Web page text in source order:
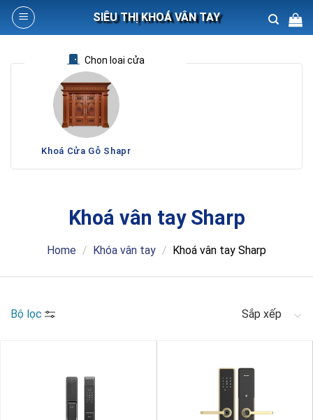
Skip
SIÊU THỊ KHOÁ VÂN TAY
Search
Chọn loại cửa
Khoá Cửa Gỗ Shapr
Khoá vân tay Sharp
Home / Khóa vân tay / Khoá vân tay Sharp
Bộ lọc Sắp xếp